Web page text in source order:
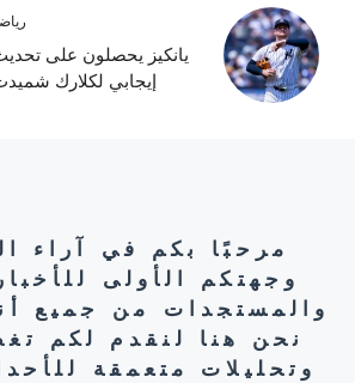
يانكيز يحصلون على
إيجابي لكلارك
مرحبًا بكم في آراء
وجهتكم الأولى
والمستجدات من جميع
نحن هنا لنقدم لكم
وتحليلات متعمقة